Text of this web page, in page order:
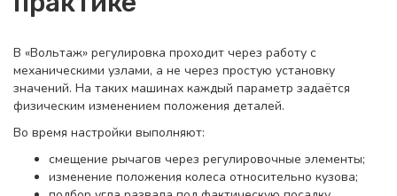
В «Вольтаж» регулировка проходит через работу с
механическими узлами, а не через простую установку
значений. На таких машинах каждый параметр задаётся
физическим изменением положения деталей.
Во время настройки выполняют:
смещение рычагов через регулировочные элементы;
изменение положения колеса относительно кузова;